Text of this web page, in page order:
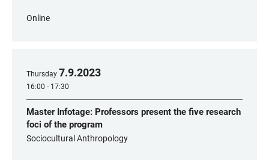
Online
Thursday 7.9.2023
16:00 - 17:30
Master Infotage: Professors present the five research
foci of the program
Sociocultural Anthropology